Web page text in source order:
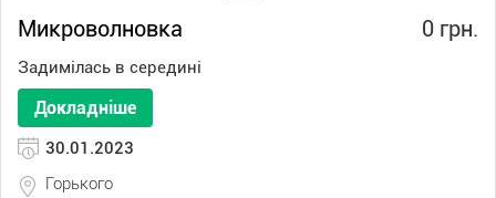
0 грн.
Микроволновка
Задимілась в середині
Докладніше
30.01.2023
Горького